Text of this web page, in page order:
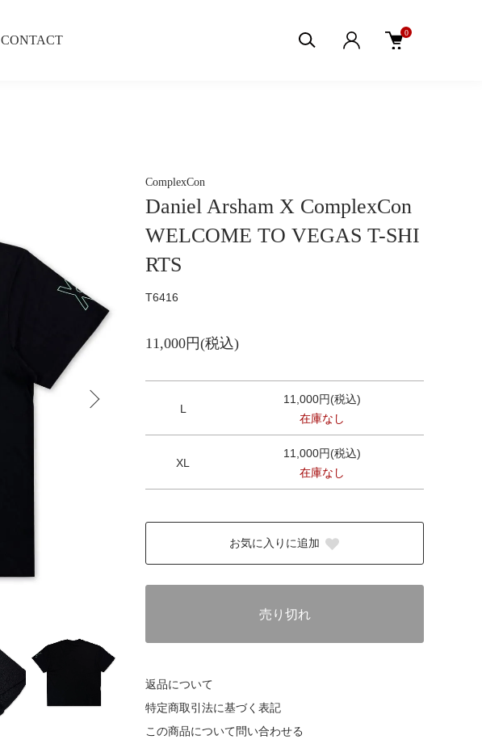
CONTACT
0
ComplexCon
Daniel Arsham X ComplexCon
WELCOME TO VEGAS T-SHI
RTS
T6416
11,000円(税込)
L
11,000円(税込)
在庫なし
XL
11,000円(税込)
在庫なし
お気に入りに追加
売り切れ
返品について
特定商取引法に基づく表記
この商品について問い合わせる